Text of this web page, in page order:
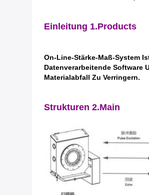
Einleitung 1.Products
On-Line-Stärke-Maß-System
Datenverarbeitende Software
Materialabfall Zu Verringern.
Strukturen 2.Main